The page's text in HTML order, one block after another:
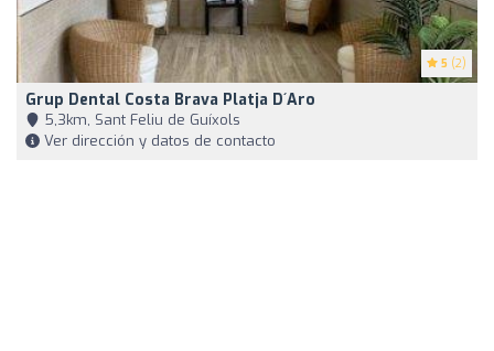
5 (2)
Grup Dental Costa Brava Platja D´Aro
5,3km, Sant Feliu de Guíxols
Ver dirección y datos de contacto